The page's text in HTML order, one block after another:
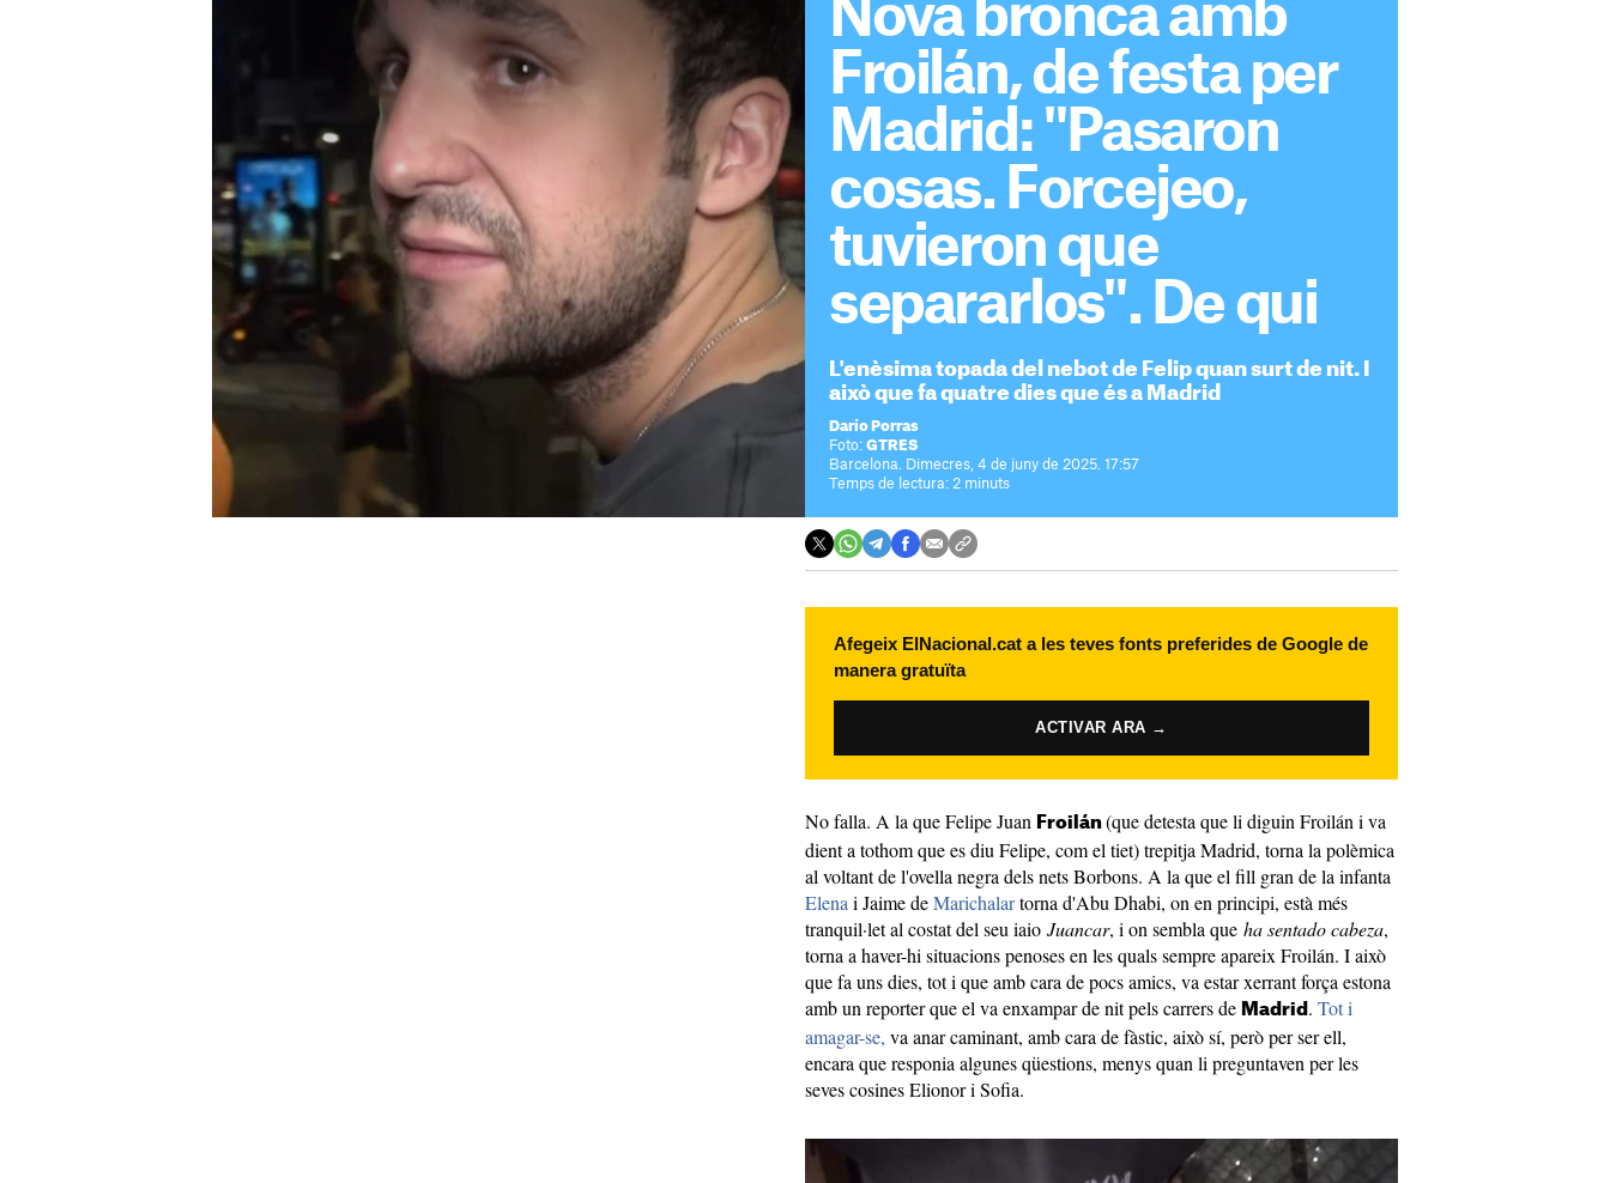
Nova bronca amb
Froilán, de festa per
Madrid: "Pasaron
cosas. Forcejeo,
tuvieron que
separarlos". De qui
L'enèsima topada del nebot de Felip quan surt de nit. I
això que fa quatre dies que és a Madrid
Darío Porras
Foto: GTRES
Barcelona. Dimecres, 4 de juny de 2025. 17:57
Temps de lectura: 2 minuts
Afegeix ElNacional.cat a les teves fonts preferides de Google de
manera gratuïta
ACTIVAR ARA →
No falla. A la que Felipe Juan Froilán (que detesta que li diguin Froilán i va
dient a tothom que es diu Felipe, com el tiet) trepitja Madrid, torna la polèmica
al voltant de l'ovella negra dels nets Borbons. A la que el fill gran de la infanta
Elena i Jaime deMarichalartorna d'Abu Dhabi, on en principi, està més
tranquil·let al costat del seu iaio Juancar, i on sembla que ha sentado cabeza,
torna a haver-hi situacions penoses en les quals sempre apareix Froilán. I això
que fa uns dies, tot i que amb cara de pocs amics, va estar xerrant força estona
amb un reporter que el va enxampar de nit pels carrers de Madrid . Tot i
amagar-se, va anar caminant, amb cara de fàstic, això sí, però per ser ell,
encara que responia algunes qüestions, menys quan li preguntaven per les
seves cosines Elionor i Sofia.